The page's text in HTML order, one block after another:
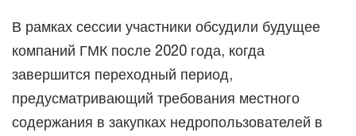
В рамках сессии участники обсудили будущее
компаний ГМК после 2020 года, когда
завершится переходный период,
предусматривающий требования местного
содержания в закупках недропользователей в